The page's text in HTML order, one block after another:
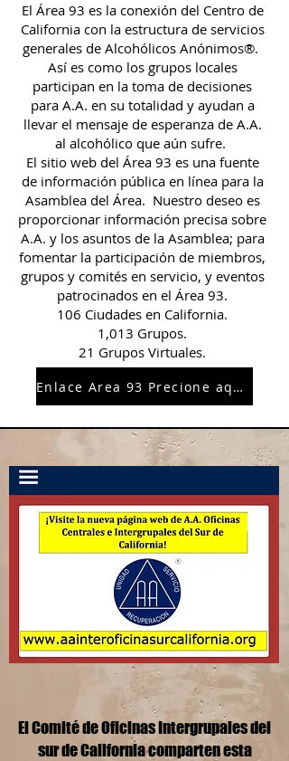
El Área 93 es la conexión del Centro de
California con la estructura de servicios
generales de Alcohólicos Anónimos®.
Así es como los grupos locales
participan en la toma de decisiones
para A.A. en su totalidad y ayudan a
llevar el mensaje de esperanza de A.A.
al alcohólico que aún sufre.
El sitio web del Área 93 es una fuente
de información pública en línea para la
Asamblea del Área. Nuestro deseo es
proporcionar información precisa sobre
A.A. y los asuntos de la Asamblea; para
fomentar la participación de miembros,
grupos y comités en servicio, y eventos
patrocinados en el Área 93.
106 Ciudades en California.
1,013 Grupos.
21 Grupos Virtuales.
Enlace Area 93 Precione aqui.
El Comité de Oficinas Intergrupales del
sur de California comparten esta